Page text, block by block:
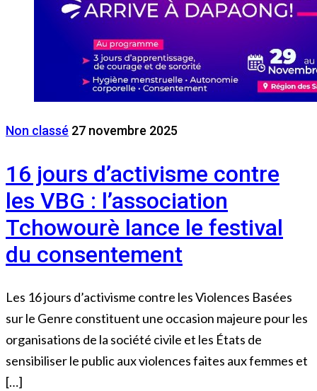
Non classé 27 novembre 2025
16 jours d’activisme contre
les VBG : l’association
Tchowourè lance le festival
du consentement
Les 16 jours d’activisme contre les Violences Basées
sur le Genre constituent une occasion majeure pour les
organisations de la société civile et les États de
sensibiliser le public aux violences faites aux femmes et
[…]